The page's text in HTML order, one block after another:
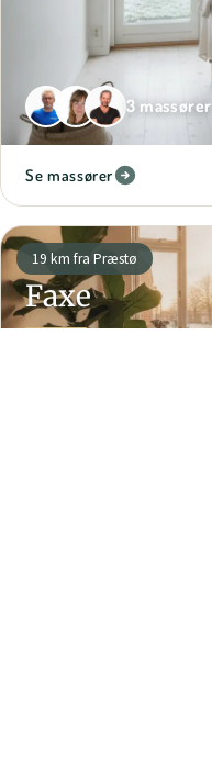
3 massører
Se massører
19 km fra Præstø
Faxe